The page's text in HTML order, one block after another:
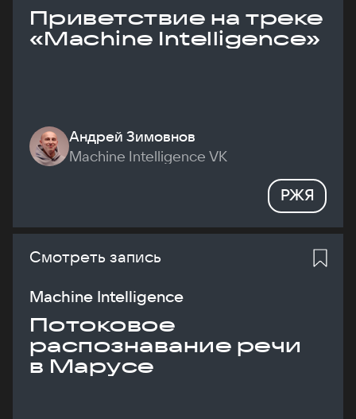
Приветствие на треке
«Machine Intelligence»
Андрей Зимовнов
Machine Intelligence VK
РЖЯ
Смотреть запись
Machine Intelligence
Потоковое
распознавание речи
в Марусе